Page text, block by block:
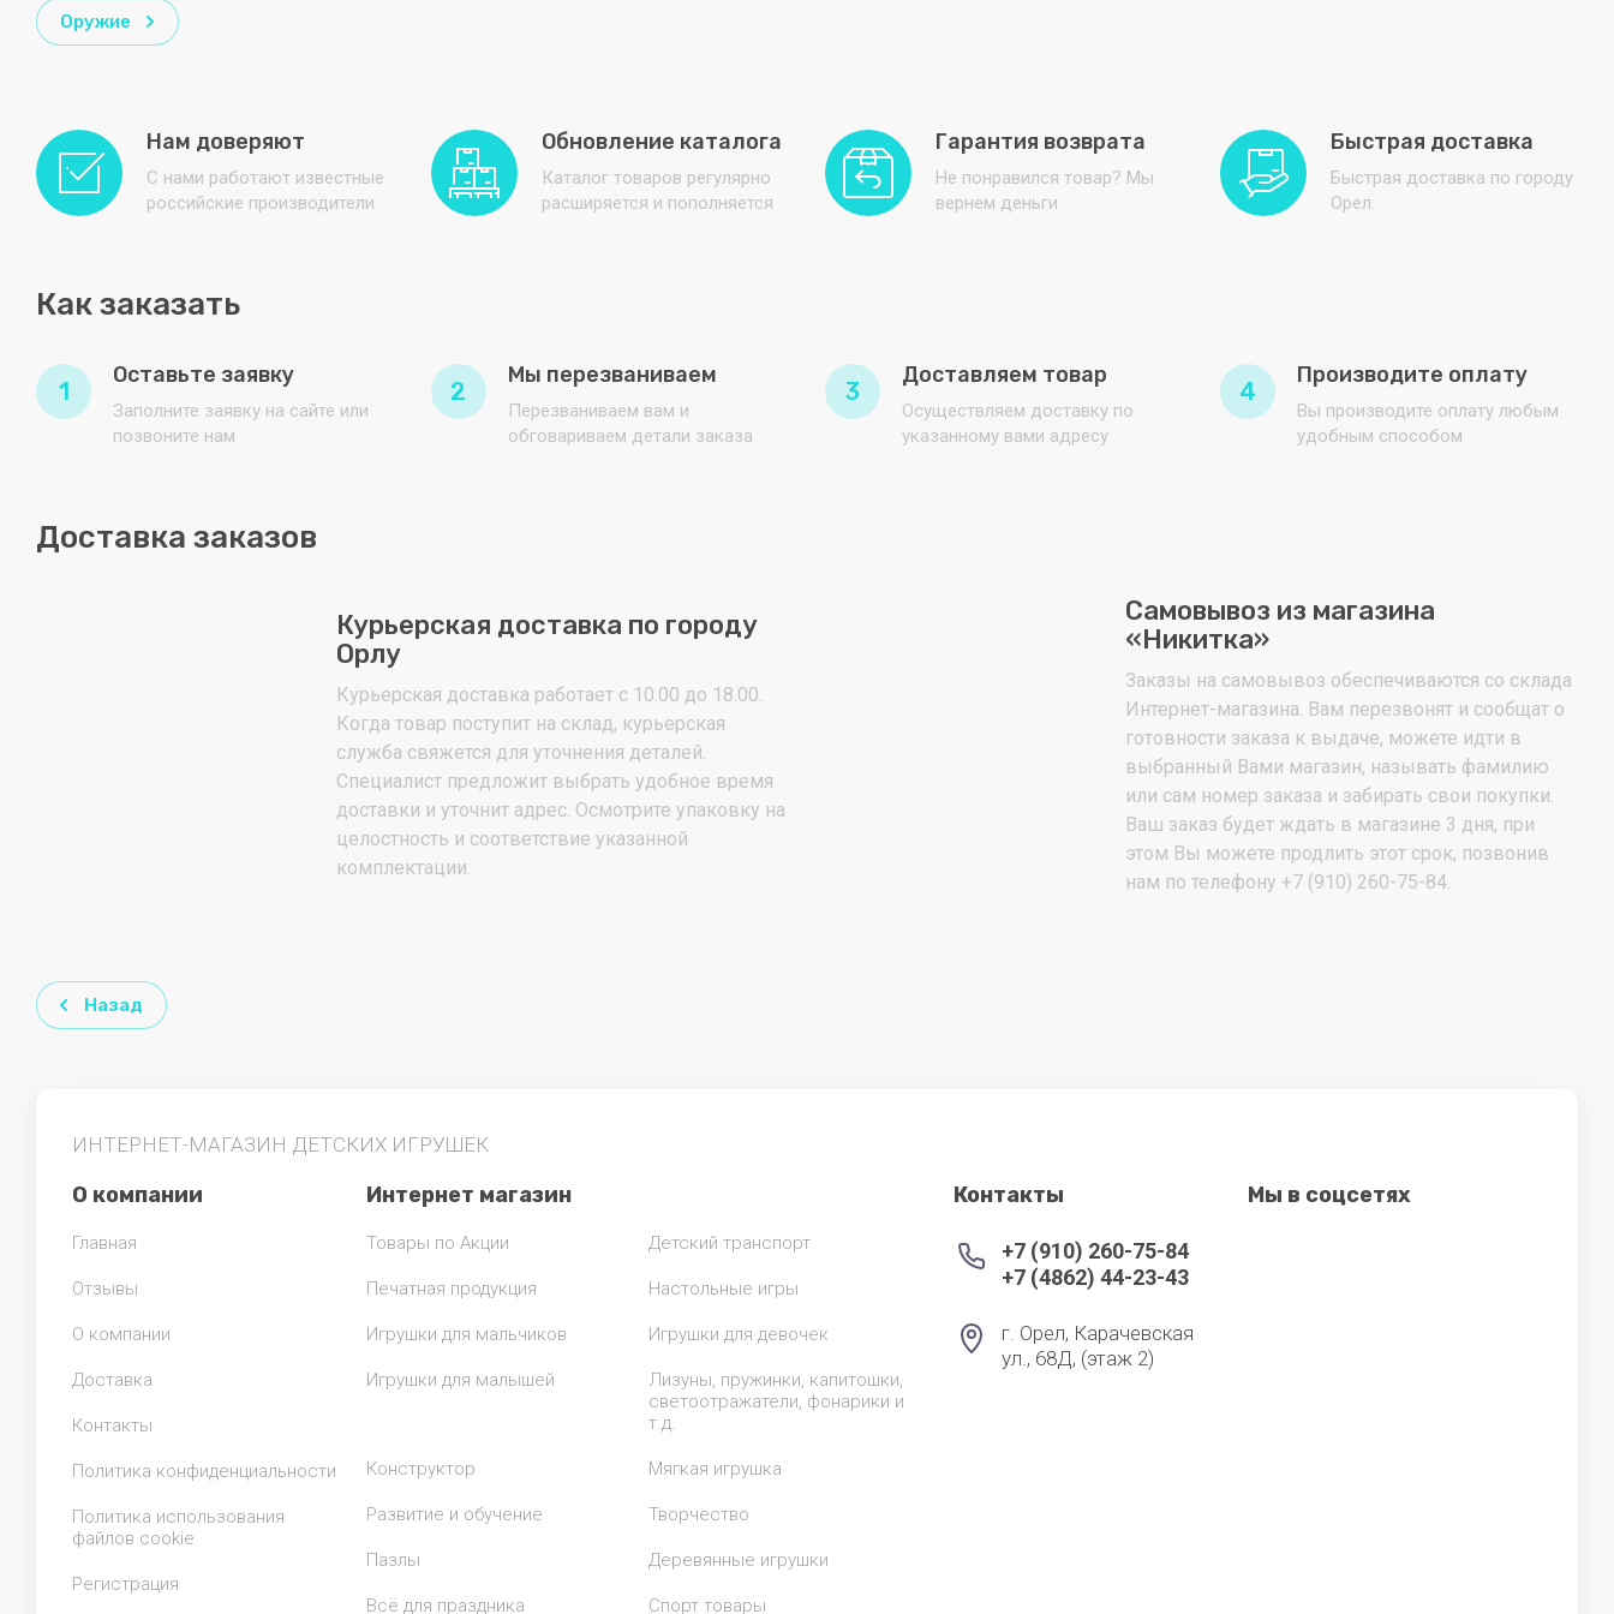
Оружие
Нам доверяют
С нами работают известные
российские производители
Обновление каталога
Каталог товаров регулярно
расширяется и пополняется
Гарантия возврата
Не понравился товар? Мы
вернем деньги
Быстрая доставка
Быстрая доставка по городу
Орел.
Как заказать
1
Оставьте заявку
Заполните заявку на сайте или
позвоните нам
2
Мы перезваниваем
Перезваниваем вам и
обговариваем детали заказа
3
Доставляем товар
Осуществляем доставку по
указанному вами адресу
4
Производите оплату
Вы производите оплату любым
удобным способом
Доставка заказов
Курьерская доставка по городу
Орлу
Курьерская доставка работает с 10.00 до 18.00.
Когда товар поступит на склад, курьерская
служба свяжется для уточнения деталей.
Специалист предложит выбрать удобное время
доставки и уточнит адрес. Осмотрите упаковку на
целостность и соответствие указанной
комплектации.
Самовывоз из магазина
«Никитка»
Заказы на самовывоз обеспечиваются со склада
Интернет-магазина. Вам перезвонят и сообщат о
готовности заказа к выдаче, можете идти в
выбранный Вами магазин, называть фамилию
или сам номер заказа и забирать свои покупки.
Ваш заказ будет ждать в магазине 3 дня, при
этом Вы можете продлить этот срок, позвонив
нам по телефону +7 (910) 260-75-84.
Назад
ИНТЕРНЕТ-МАГАЗИН ДЕТСКИХ ИГРУШЕК
О компании
Главная
Отзывы
О компании
Доставка
Контакты
Политика конфиденциальности
Политика использования
файлов cookie
Регистрация
Интернет магазин
Товары по Акции Детский транспорт
Печатная продукция Настольные игры
Игрушки для мальчиков Игрушки для девочек
Игрушки для малышей
Лизуны, пружинки, капитошки,
светоотражатели, фонарики и
т.д.
Конструктор Мягкая игрушка
Развитие и обучение Творчество
Пазлы Деревянные игрушки
Всё для праздника Спорт товары
Контакты
+7 (910) 260-75-84
+7 (4862) 44-23-43
г. Орел, Карачевская
ул., 68Д, (этаж 2)
Мы в соцсетях